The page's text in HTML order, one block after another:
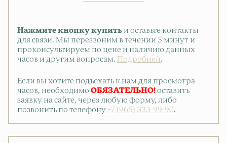
Нажмите кнопку купить и оставьте контакты
для связи. Мы перезвоним в течении 5 минут и
проконсультируем по цене и наличию данных
часов и другим вопросам.
Подробней.
Если вы хотите подъехать к нам для просмотра
часов, необходимо ОБЯЗАТЕЛЬНО! оставить
заявку на сайте, через любую форму, либо
позвонить по телефону +7 (965) 333-99-90.